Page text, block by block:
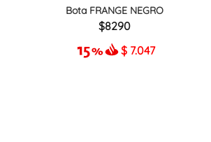
Bota FRANGE NEGRO
8290
$ 7.047